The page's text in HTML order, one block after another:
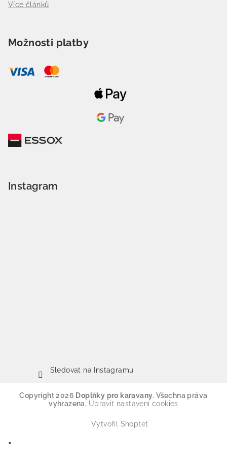
Více článků
Možnosti platby
Instagram
Sledovat na Instagramu
Copyright 2026 Doplňky pro karavany. Všechna práva
vyhrazena. Upravit nastavení cookies
Vytvořil Shoptet
×